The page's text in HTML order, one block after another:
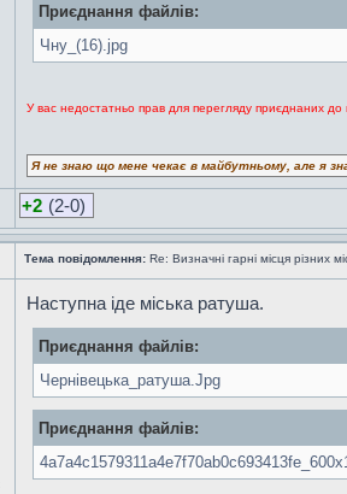
Приєднання файлів:
Чну_(16).jpg
У вас недостатньо прав для перегляду приєднаних до
Я не знаю що мене чекає в майбутньому, але я
+2 (2-0)
Тема повідомлення: Re: Визначні гарні місця різних
Наступна іде міська ратуша.
Приєднання файлів:
Чернівецька_ратуша.Jpg
Приєднання файлів: